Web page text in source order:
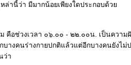
านี้ว่า มีมากน้อยเพียงใดประกอบด้วย
อช่วงเวลา ๐๖.๐๐ - ๒๒.๐๐น. เป็นควา
งคนร่างกายปกติแล้วแต่อีกบางคนยังไ
ว่า